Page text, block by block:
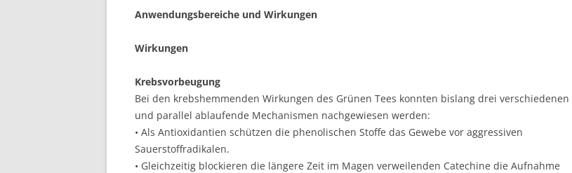
Anwendungsbereiche und Wirkungen
Wirkungen
Krebsvorbeugung
Bei den krebshemmenden Wirkungen des Grünen Tees konnten bislang drei verschiedenen
und parallel ablaufende Mechanismen nachgewiesen werden:
• Als Antioxidantien schützen die phenolischen Stoffe das Gewebe vor aggressiven
Sauerstoffradikalen.
• Gleichzeitig blockieren die längere Zeit im Magen verweilenden Catechine die Aufnahme